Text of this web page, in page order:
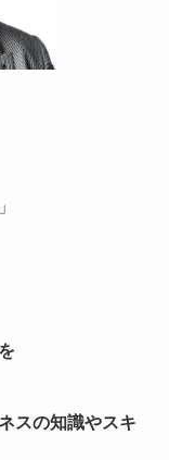
スの知識やスキ